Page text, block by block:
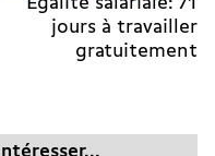
Égalité salariale: 71
jours à travailler
gratuitement